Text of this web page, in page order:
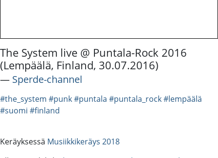
The System live @ Puntala-Rock 2016
(Lempäälä, Finland, 30.07.2016)
― Sperde-channel
#the_system #punk#puntala #puntala_rock#lempäälä
#suomi #finland
Keräyksessä Musiikkikeräys 2018